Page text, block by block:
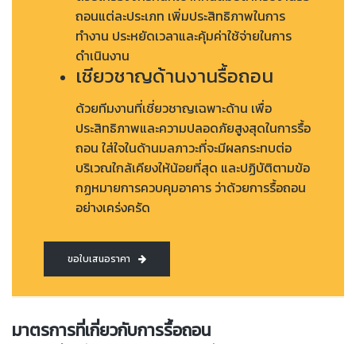
ถอนแต่ละประเภท เพิ่มประสิทธิภาพในการ
ทำงาน ประหยัดเวลาและคุ้มค่าใช้จ่ายในการ
ดำเนินงาน
เชียวชาญด้านงานรื้อถอน
ด้วยทีมงานที่เชี่ยวชาญเฉพาะด้าน เพื่อ
ประสิทธิภาพและความปลอดภัยสูงสุดในการรื้อ
ถอน ใส่ใจในด้านมลภาวะที่จะมีผลกระทบต่อ
บริเวณใกล้เคียงให้น้อยที่สุด และปฏิบัติตามข้อ
กฏหมายการควบคุมอาคาร ว่าด้วยการรื้อถอน
อย่างเคร่งครัด
ขอใบเสนอราคา
มาตรการที่เกี่ยวกับการรื้อถอน